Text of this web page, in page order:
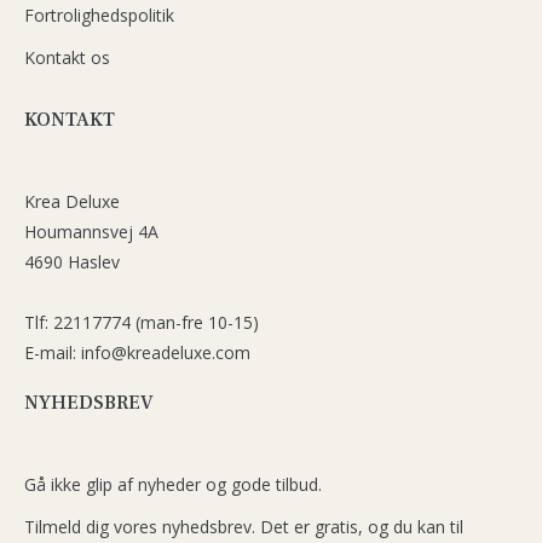
Fortrolighedspolitik
Kontakt os
KONTAKT
Krea Deluxe
Houmannsvej 4A
4690 Haslev
Tlf: 22117774 (man-fre 10-15)
E-mail: info@kreadeluxe.com
NYHEDSBREV
Gå ikke glip af nyheder og gode tilbud.
Tilmeld dig vores nyhedsbrev. Det er gratis, og du kan til